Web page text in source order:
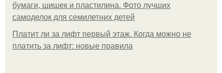
бумаги, шишек и пластилина. Фото лучших
самоделок для семилетних детей
Платит ли за лифт первый этаж. Когда можно не
платить за лифт: новые правила